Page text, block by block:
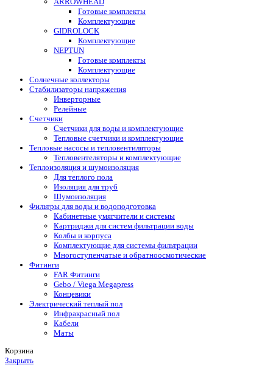
Готовые комплекты
Комплектующие
GIDROLOCK
Комплектующие
NEPTUN
Готовые комплекты
Комплектующие
Солнечные коллекторы
Стабилизаторы напряжения
Инверторные
Релейные
Счетчики
Счетчики для воды и комплектующие
Тепловые счетчики и комплектующие
Тепловые насосы и тепловентиляторы
Тепловентеляторы и комплектующие
Теплоизоляция и шумоизоляция
Для теплого пола
Изоляция для труб
Шумоизоляция
Фильтры для воды и водоподготовка
Кабинетные умягчители и системы
Картриджи для систем фильтрации воды
Колбы и корпуса
Комплектующие для системы фильтрации
Многоступенчатые и обратноосмотические
Фитинги
FAR Фитинги
Gebo / Viega Megapress
Концевики
Электрический теплый пол
Инфракрасный пол
Кабели
Маты
Корзина
Закрыть